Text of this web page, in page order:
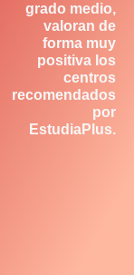
grado medio,
valoran de
forma muy
positiva los
centros
recomendados
por
EstudiaPlus.